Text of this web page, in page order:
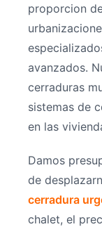
proporcion
avanzados.
cerraduras
sistemas de
en las
Damos
de
cerradura
chalet, el